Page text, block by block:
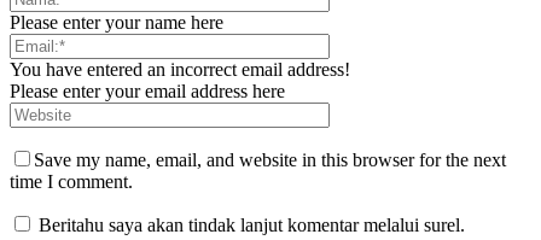
Please enter your name here
You have entered an incorrect email address!
Please enter your email address here
Save my name, email, and website in this browser for the next
time I comment.
Beritahu saya akan tindak lanjut komentar melalui surel.